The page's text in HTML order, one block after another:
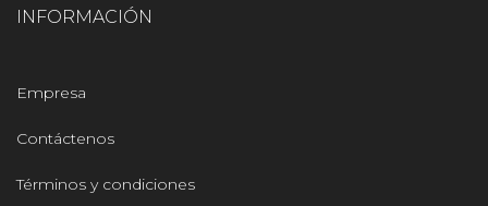
INFORMACIÓN
Empresa
Contáctenos
Términos y condiciones